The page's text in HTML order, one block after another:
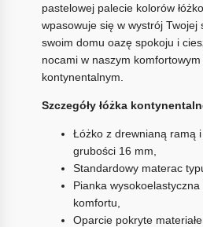
pastelowej palecie kolorów
wpasowuje się w wystrój Twojej
swoim domu oazę spokoju i
nocami w naszym komfortowym
kontynentalnym.
Szczegóły łóżka
Łóżko z drewnianą ramą
grubości 16 mm,
Standardowy materac
Pianka
komfortu,
Oparcie pokryte